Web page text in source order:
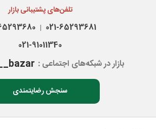
تلفن‌های پشتیبانی بازار
021-65293681
|
021-91011340
بازار در شبکه‌های اجتماعی :
سنجش رضایتمندی